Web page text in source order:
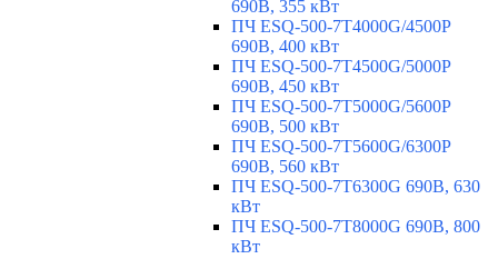
690В, 355 кВт
ПЧ ESQ-500-7T4000G/4500P
690В, 400 кВт
ПЧ ESQ-500-7T4500G/5000P
690В, 450 кВт
ПЧ ESQ-500-7T5000G/5600P
690В, 500 кВт
ПЧ ESQ-500-7T5600G/6300P
690В, 560 кВт
ПЧ ESQ-500-7T6300G 690В, 630
кВт
ПЧ ESQ-500-7T8000G 690В, 800
кВт